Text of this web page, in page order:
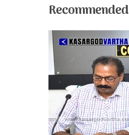
Recommended